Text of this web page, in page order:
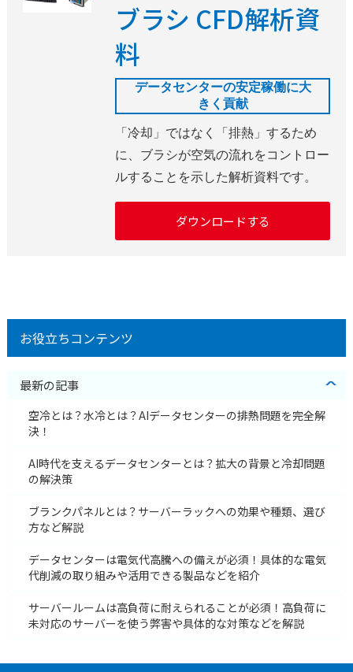
ブラシ CFD解析資
料
データセンターの安定稼働に大
きく貢献
「冷却」ではなく「排熱」するため
に、ブラシが空気の流れをコントロー
ルすることを示した解析資料です。
ダウンロードする
お役立ちコンテンツ
最新の記事
空冷とは？水冷とは？AIデータセンターの排熱問題を完全解
決！
AI時代を支えるデータセンターとは？拡大の背景と冷却問題
の解決策
ブランクパネルとは？サーバーラックへの効果や種類、選び
方など解説
データセンターは電気代高騰への備えが必須！具体的な電気
代削減の取り組みや活用できる製品などを紹介
サーバールームは高負荷に耐えられることが必須！高負荷に
未対応のサーバーを使う弊害や具体的な対策などを解説